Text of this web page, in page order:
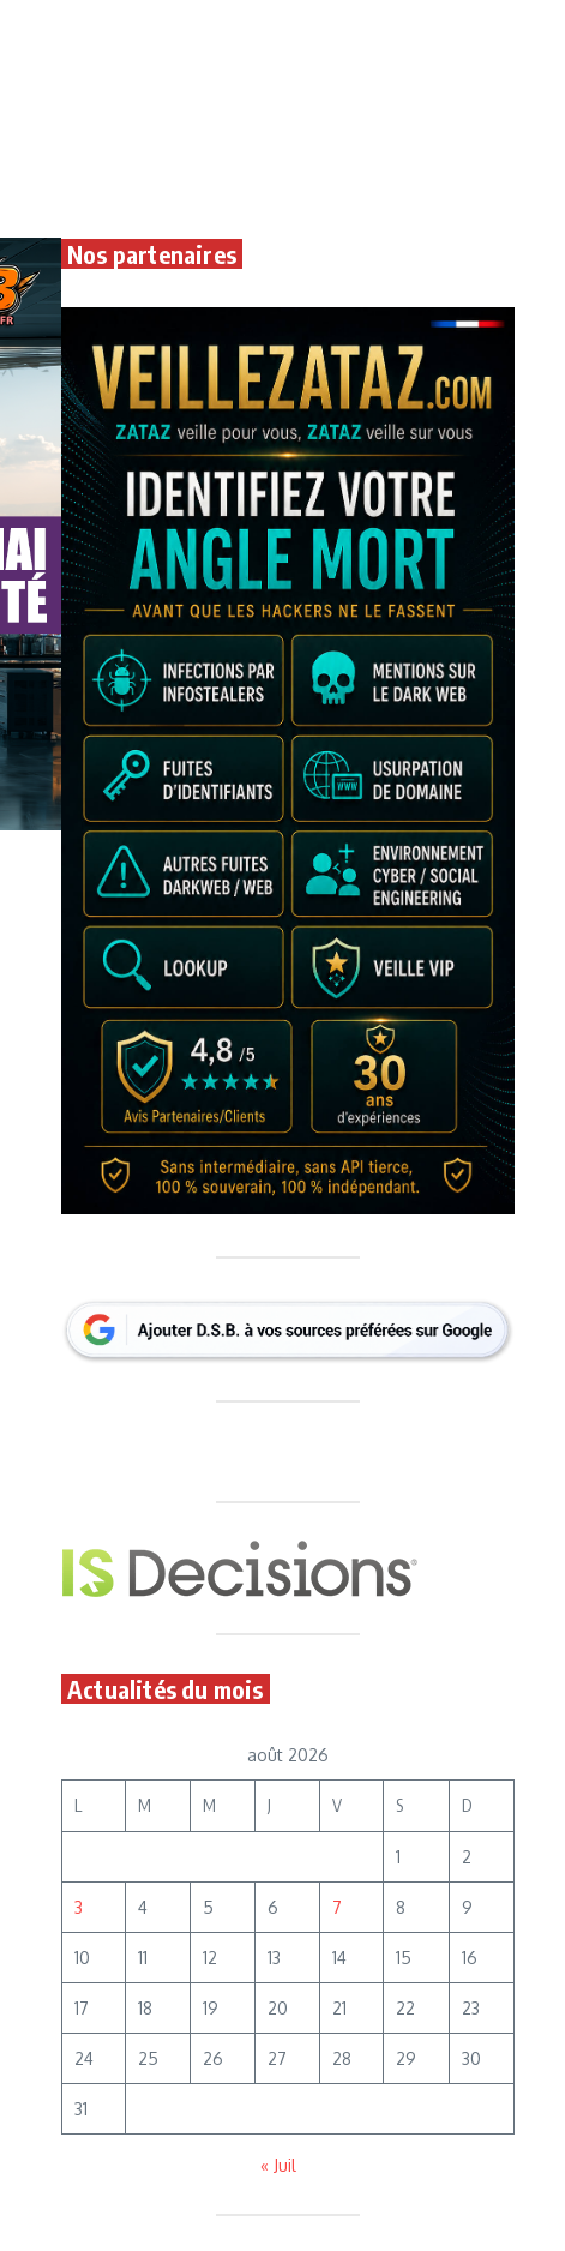
Nos partenaires
Actualités du mois
août 2026
L M M J V S D
1 2
3 4 5 6 7 8 9
10 11 12 13 14 15 16
17 18 19 20 21 22 23
24 25 26 27 28 29 30
31
« Juil